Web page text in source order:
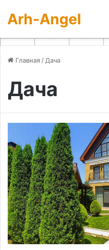
Arh-Angel
Главная / Дача
Дача